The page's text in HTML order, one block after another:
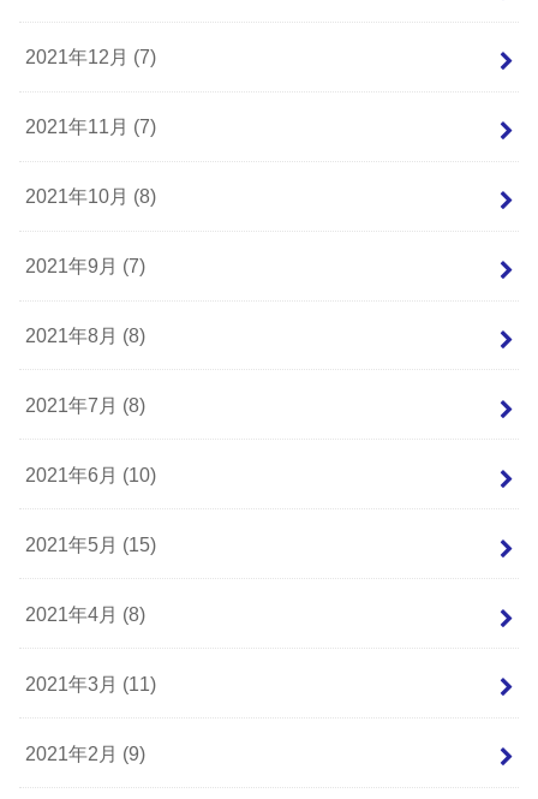
2021年12月 (7)
2021年11月 (7)
2021年10月 (8)
2021年9月 (7)
2021年8月 (8)
2021年7月 (8)
2021年6月 (10)
2021年5月 (15)
2021年4月 (8)
2021年3月 (11)
2021年2月 (9)